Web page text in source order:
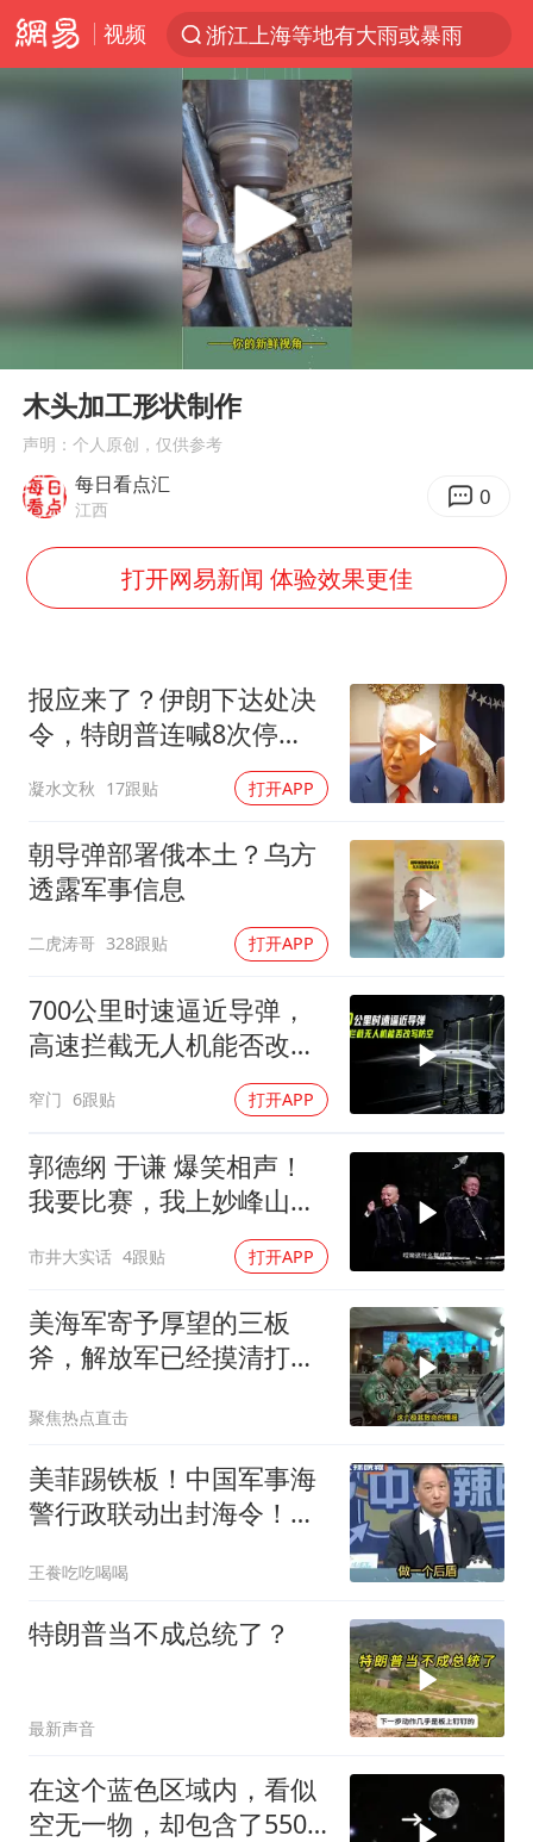
视频
浙江上海等地有大雨或暴雨
光影经济撬动暑期消费新蓝海
多家A股公司收到美国关税退款
“不怕六爷挂得多 就怕六爷挂一颗”
直击东北超：哈尔滨vs通辽
香港宏福苑火灾或由烟头引起
白海豚将正面袭击贯穿浙江
郑丽文：台湾从来没有“独立”过
酒店回应车内过夜被收150元
梁家辉百花奖演讲落泪
人民的健康、体质、幸福一脉相承
Play
00:00
木头加工形状制作
声明：个人原创，仅供参考
每日看点汇
江西 0
打开网易新闻 体验效果更佳
报应来了？伊朗下达处决
令，特朗普连喊8次停
手，海外资产遭清算
凝水文秋 17跟贴 打开APP
朝导弹部署俄本土？乌方
透露军事信息
二虎涛哥 328跟贴 打开APP
700公里时速逼近导弹，
高速拦截无人机能否改写
窄门 6跟贴 打开APP
郭德纲 于谦 爆笑相声！
我要比赛，我上妙峰山干
嘛去？你去拜一拜冠军老
祖庙
市井大实话 4跟贴 打开APP
美海军寄予厚望的三板
斧，解放军已经摸清打
聚焦热点直击
美菲踢铁板！中国军事海
警行政联动出封海令！台
王飬吃吃喝喝
特朗普当不成总统了？
最新声音
在这个蓝色区域内，看似
空无一物，却包含了5500